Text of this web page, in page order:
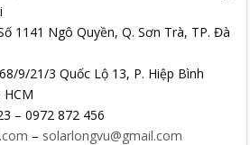
1141 Ngô Quyền, Q. Sơn Trà, TP. Đà
9/21/3 Quốc Lộ 13, P. Hiệp Bình
– 0972 872 456
– solarlongvu@gmail.com